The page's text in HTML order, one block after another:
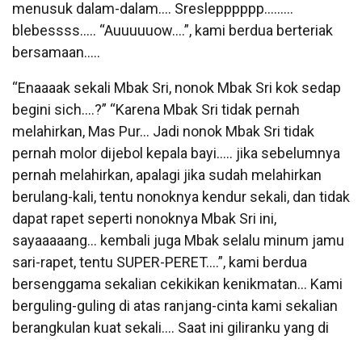
menusuk dalam-dalam…. Sreslepppppp………
blebessss….. “Auuuuuow….”, kami berdua berteriak
bersamaan…..
“Enaaaak sekali Mbak Sri, nonok Mbak Sri kok sedap
begini sich….?” “Karena Mbak Sri tidak pernah
melahirkan, Mas Pur… Jadi nonok Mbak Sri tidak
pernah molor dijebol kepala bayi….. jika sebelumnya
pernah melahirkan, apalagi jika sudah melahirkan
berulang-kali, tentu nonoknya kendur sekali, dan tidak
dapat rapet seperti nonoknya Mbak Sri ini,
sayaaaaang… kembali juga Mbak selalu minum jamu
sari-rapet, tentu SUPER-PERET….”, kami berdua
bersenggama sekalian cekikikan kenikmatan… Kami
berguling-guling di atas ranjang-cinta kami sekalian
berangkulan kuat sekali…. Saat ini giliranku yang di